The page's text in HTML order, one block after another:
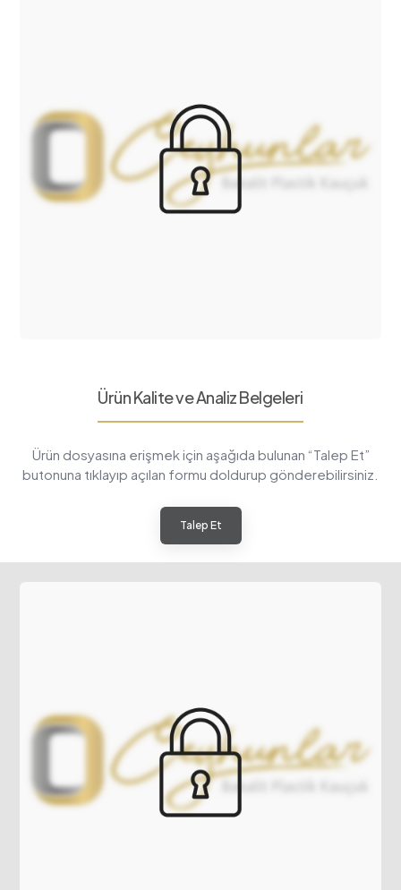
Ürün Kalite ve Analiz Belgeleri
Ürün dosyasına erişmek için aşağıda bulunan “Talep Et”
butonuna tıklayıp açılan formu doldurup gönderebilirsiniz.
Talep Et